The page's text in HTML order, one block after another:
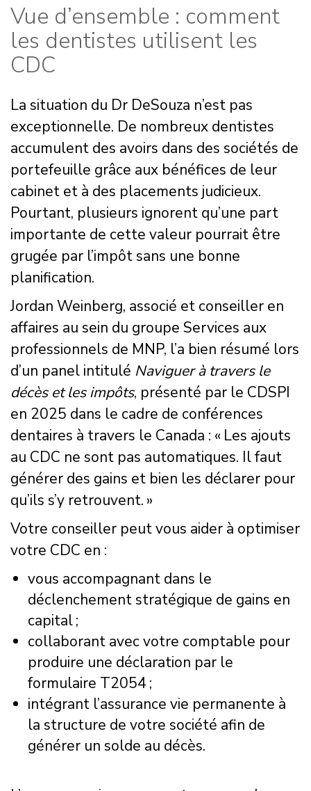
Vue d’ensemble : comment
les dentistes utilisent les
CDC
La situation du Dr DeSouza n’est pas
exceptionnelle. De nombreux dentistes
accumulent des avoirs dans des sociétés de
portefeuille grâce aux bénéfices de leur
cabinet et à des placements judicieux.
Pourtant, plusieurs ignorent qu’une part
importante de cette valeur pourrait être
grugée par l’impôt sans une bonne
planification.
Jordan Weinberg, associé et conseiller en
affaires au sein du groupe Services aux
professionnels de MNP, l’a bien résumé lors
d’un panel intitulé Naviguer à travers le
décès et les impôts, présenté par le CDSPI
en 2025 dans le cadre de conférences
dentaires à travers le Canada : « Les ajouts
au CDC ne sont pas automatiques. Il faut
générer des gains et bien les déclarer pour
qu’ils s’y retrouvent. »
Votre conseiller peut vous aider à optimiser
votre CDC en :
vous accompagnant dans le
déclenchement stratégique de gains en
capital ;
collaborant avec votre comptable pour
produire une déclaration par le
formulaire T2054 ;
intégrant l’assurance vie permanente à
la structure de votre société afin de
générer un solde au décès.